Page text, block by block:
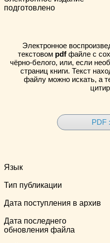
подготовлено
Электронное
текстовом pdfфайле с
чёрно-белого, или, если
страниц книги. Текст
файлу можно искать, а
PDF
Язык
Тип публикации
Дата поступления в архив
Дата последнего
обновления файла